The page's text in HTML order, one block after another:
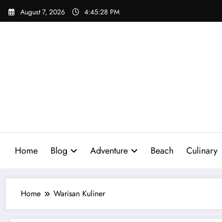
Skip
August 7, 2026 4:45:29 PM
Home Blog Adventure Beach Culinary
Home Warisan Kuliner